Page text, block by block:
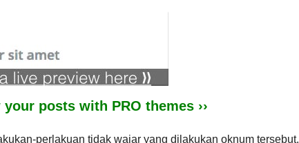
posts with PRO themes ››
perlakuan tidak wajar yang dilakukan oknum